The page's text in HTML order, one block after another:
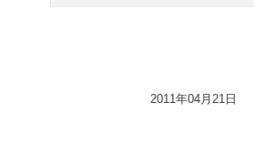
2011年04月21日